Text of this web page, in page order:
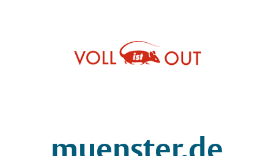
muenster.de